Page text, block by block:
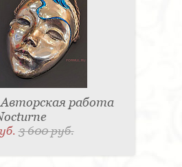
работа
3 600 руб.